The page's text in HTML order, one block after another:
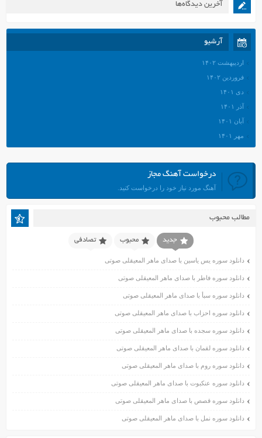
آخرین دیدگاه‌ها
آرشیو
اردیبهشت ۱۴۰۲
فروردین ۱۴۰۲
دی ۱۴۰۱
آذر ۱۴۰۱
آبان ۱۴۰۱
مهر ۱۴۰۱
مرداد ۱۴۰۱
تیر ۱۴۰۱
فروردین ۱۴۰۱
آذر ۱۴۰۰
آبان ۱۴۰۰
اسفند ۱۳۹۹
آبان ۱۳۹۹
مهر ۱۳۹۹
مرداد ۱۳۹۹
درخواست آهنگ مجاز
آهنگ مورد نیاز خود را درخواست کنید.
مطالب محبوب
جدید محبوب تصادفی
دانلود سوره یس یاسین با صدای ماهر المعیقلی صوتی
دانلود سوره فاطر با صدای ماهر المعیقلی صوتی
دانلود سوره سبأ با صدای ماهر المعیقلی صوتی
دانلود سوره احزاب با صدای ماهر المعیقلی صوتی
دانلود سوره سجده با صدای ماهر المعیقلی صوتی
دانلود سوره لقمان با صدای ماهر المعیقلی صوتی
دانلود سوره روم با صدای ماهر المعیقلی صوتی
دانلود سوره عنکبوت با صدای ماهر المعیقلی صوتی
دانلود سوره قصص با صدای ماهر المعیقلی صوتی
دانلود سوره نمل با صدای ماهر المعیقلی صوتی